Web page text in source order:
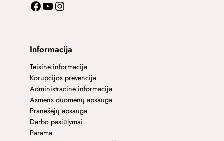
Facebook YouTube Instagram
Informacija
Teisinė informacija
Korupcijos prevencija
Administracinė informacija
Asmens duomenų apsauga
Pranešėjų apsauga
Darbo pasiūlymai
Parama